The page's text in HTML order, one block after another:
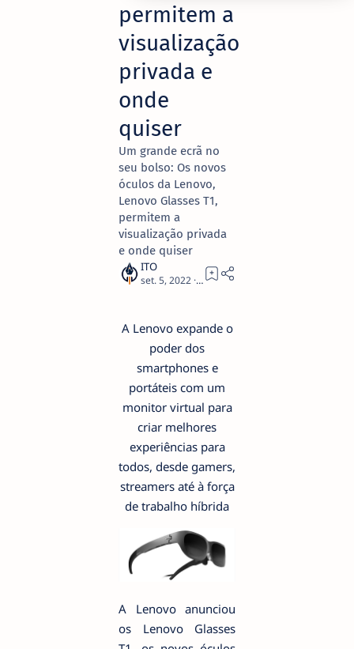
permitem a
visualização
privada e
onde
quiser
Um grande ecrã no
seu bolso: Os novos
óculos da Lenovo,
Lenovo Glasses T1,
permitem a
visualização privada
e onde quiser
3
A Lenovo expande o
poder dos
smartphones e
portáteis com um
monitor virtual para
criar melhores
experiências para
todos, desde gamers,
streamers até à força
de trabalho híbrida
A Lenovo anunciou
os Lenovo Glasses